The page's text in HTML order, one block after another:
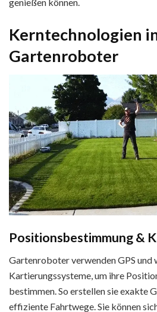
Kerntechnologien
Gartenroboter
Positionsbestimmung &
Gartenroboter verwenden GPS und
Kartierungssysteme, um ihre
bestimmen. So erstellen sie exakte
effiziente Fahrtwege. Sie können